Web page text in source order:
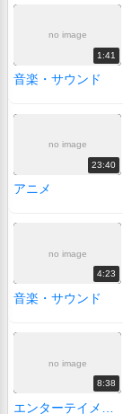
no image
1:41
音楽・サウンド
no image
23:40
アニメ
no image
4:23
音楽・サウンド
no image
8:38